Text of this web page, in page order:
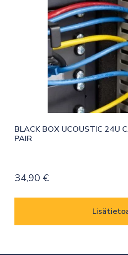
BLACK BOX UCOUSTIC 24U
PAIR
34,90 €